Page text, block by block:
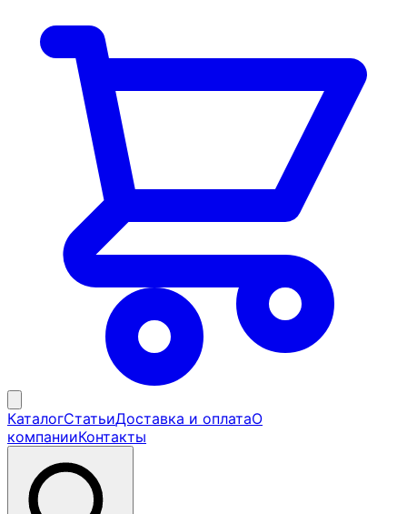
КаталогСтатьиДоставка и оплатаО
компанииКонтакты